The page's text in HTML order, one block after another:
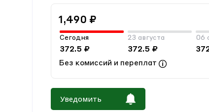
1,490 ₽
Сегодня
372.5 ₽
23 августа
372.5 ₽
06
Без комиссий и переплат
Уведомить